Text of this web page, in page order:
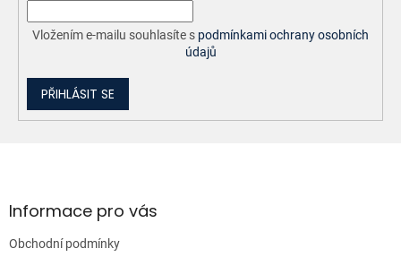
i
s
u
Vložením e-mailu souhlasíte s podmínkami ochrany osobních
údajů
PŘIHLÁSIT SE
aInformace pro vás
Obchodní podmínky